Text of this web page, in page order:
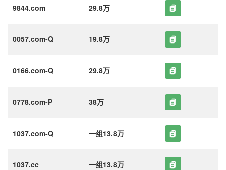
9844.com 29.8万
0057.com-Q 19.8万
0166.com-Q 29.8万
0778.com-P 38万
1037.com-Q 一组13.8万
1037.cc 一组13.8万